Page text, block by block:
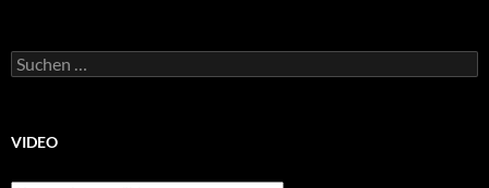
Suchen
nach:
VIDEO